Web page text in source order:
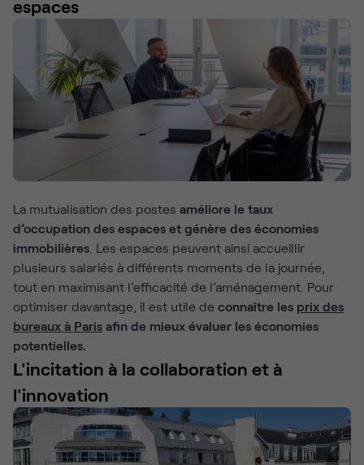
espaces
La mutualisation des postes améliore le taux
d’occupation des espaces et génère des économies
immobilières . Les espaces peuvent ainsi accueillir
plusieurs salariés à différents moments de la journée,
tout en maximisant l’efficacité de l’aménagement. Pour
optimiser davantage, il est utile de connaître les prix des
bureaux à Paris afin de mieux évaluer les économies
potentielles.
L'incitation à la collaboration et à
l'innovation